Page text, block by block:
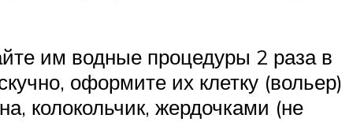
им водные процедуры 2 раза в
оформите их клетку (вольер)
колокольчик, жердочками (не